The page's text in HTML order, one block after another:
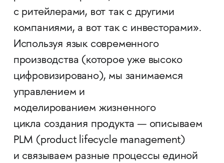
с ритейлерами, вот так с другими
компаниями, а вот так с инвесторами».
Используя язык современного
производства (которое уже высоко
цифровизировано), мы занимаемся
управлением и
моделированием жизненного
цикла создания продукта — описываем
PLM (product lifecycle management)
и связываем разные процессы единой